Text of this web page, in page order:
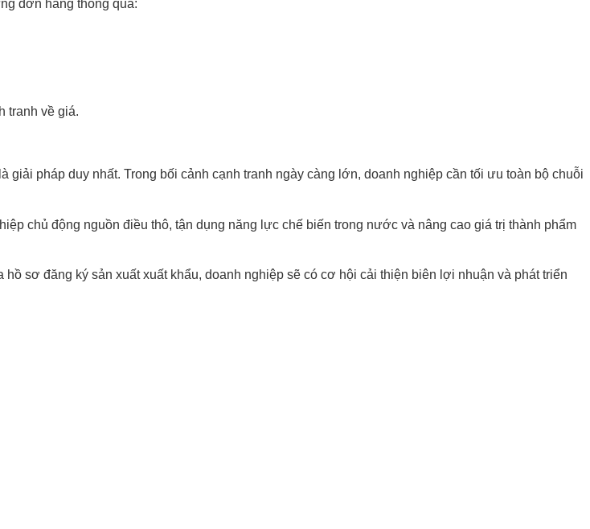
đơn hàng thông qua:
tranh về giá.
pháp duy nhất. Trong bối cảnh cạnh tranh ngày càng lớn, doanh nghiệp cần tối ưu toàn bộ chuỗi
chủ động nguồn điều thô, tận dụng năng lực chế biến trong nước và nâng cao giá trị thành phẩm
sơ đăng ký sản xuất xuất khẩu, doanh nghiệp sẽ có cơ hội cải thiện biên lợi nhuận và phát triển